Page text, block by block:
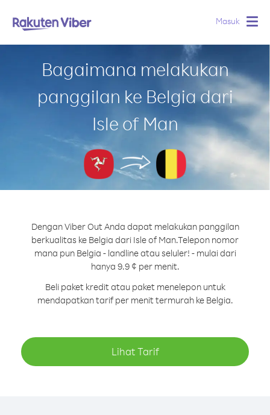
Masuk
Bagaimana melakukan
panggilan ke Belgia dari
Isle of Man
Dengan Viber Out Anda dapat melakukan panggilan
berkualitas ke Belgia dari Isle of Man.Telepon nomor
mana pun Belgia - landline atau seluler! - mulai dari
hanya 9.9 ¢ per menit.
Beli paket kredit atau paket menelepon untuk
mendapatkan tarif per menit termurah ke Belgia.
Lihat Tarif